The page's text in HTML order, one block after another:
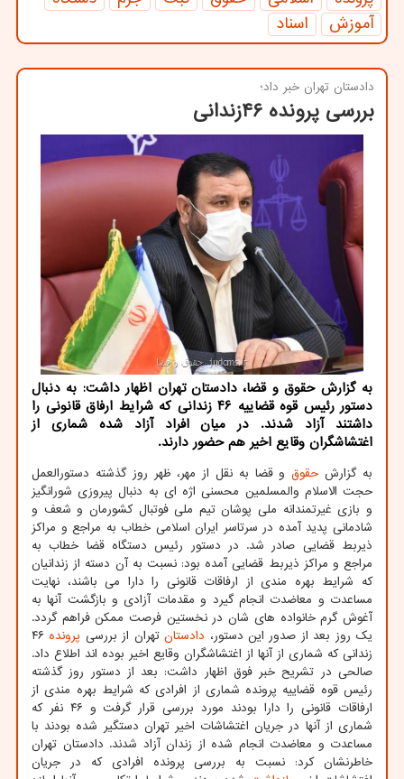
آموزش
اسناد
دادستان تهران خبر داد؛
بررسی پرونده ۴۶زندانی
به گزارش حقوق و قضا، دادستان تهران اظهار داشت: به دنبال
دستور رئیس قوه قضاییه ۴۶ زندانی که شرایط ارفاق قانونی را
داشتند آزاد شدند. در میان افراد آزاد شده شماری از
اغتشاشگران وقایع اخیر هم حضور دارند.
به گزارش حقوقو قضا به نقل از مهر، ظهر روز گذشته دستورالعمل
حجت الاسلام والمسلمین محسنی اژه ای به دنبال پیروزی شورانگیز
و بازی غیرتمندانه ملی پوشان تیم ملی فوتبال کشورمان و شعف و
شادمانی پدید آمده در سرتاسر ایران اسلامی خطاب به مراجع و مراکز
ذیربط قضایی صادر شد. در دستور رئیس دستگاه قضا خطاب به
مراجع و مراکز ذیربط قضایی آمده بود: نسبت به آن دسته از زندانیان
که شرایط بهره مندی از ارفاقات قانونی را دارا می باشند، نهایت
مساعدت و معاضدت انجام گیرد و مقدمات آزادی و بازگشت آنها به
آغوش گرم خانواده های شان در نخستین فرصت ممکن فراهم گردد.
یک روز بعد از صدور این دستور، دادستانتهران از بررسی پرونده ۴۶
زندانی که شماری از آنها از اغتشاشگران وقایع اخیر بوده اند اطلاع داد.
صالحی در تشریح خبر فوق اظهار داشت: بعد از دستور روز گذشته
رئیس قوه قضاییه پرونده شماری از افرادی که شرایط بهره مندی از
ارفاقات قانونی را دارا بودند مورد بررسی قرار گرفت و ۴۶ نفر که
شماری از آنها در جریان اغتشاشات اخیر تهران دستگیر شده بودند با
مساعدت و معاضدت انجام شده از زندان آزاد شدند. دادستان تهران
خاطرنشان کرد: نسبت به بررسی پرونده افرادی که در جریان